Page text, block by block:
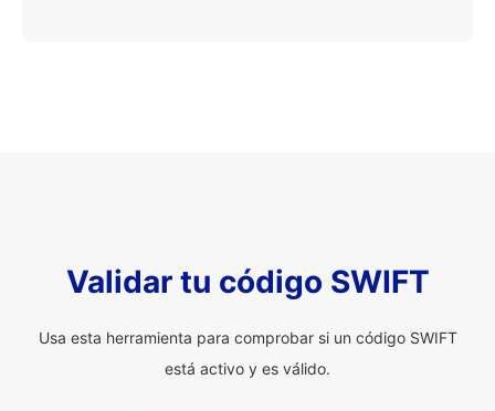
Validar tu código SWIFT
Usa esta herramienta para comprobar si un código SWIFT
está activo y es válido.